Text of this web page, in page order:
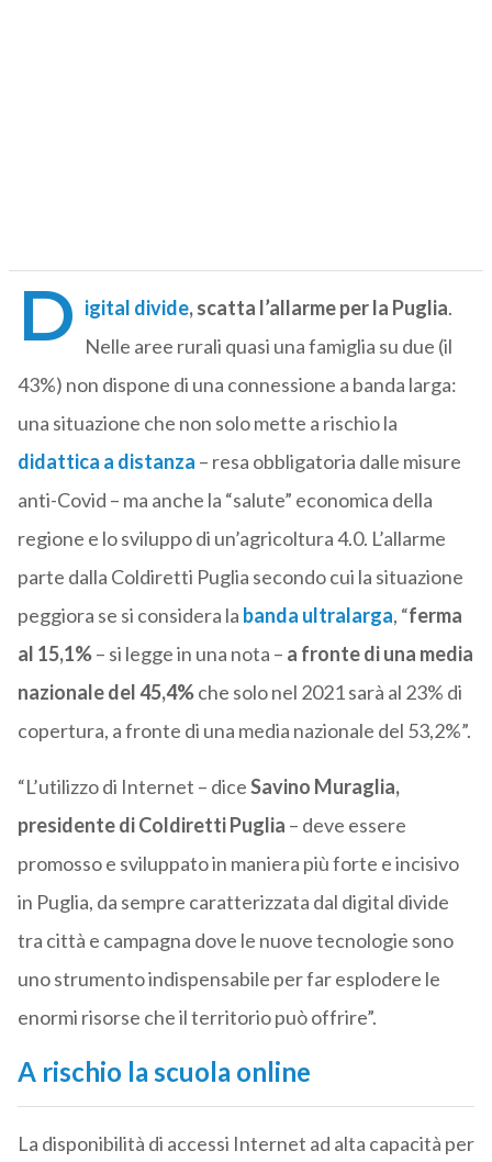
D igital divide, scatta l’allarme per la Puglia.
Nelle aree rurali quasi una famiglia su due (il
43%) non dispone di una connessione a banda larga:
una situazione che non solo mette a rischio la
didattica a distanza – resa obbligatoria dalle misure
anti-Covid – ma anche la “salute” economica della
regione e lo sviluppo di un’agricoltura 4.0. L’allarme
parte dalla Coldiretti Puglia secondo cui la situazione
peggiora se si considera la banda ultralarga, “ferma
al 15,1%– si legge in una nota – a fronte di una media
nazionale del 45,4%che solo nel 2021 sarà al 23% di
copertura, a fronte di una media nazionale del 53,2%”.
“L’utilizzo di Internet – diceSavino Muraglia,
presidente di Coldiretti Puglia – deve essere
promosso e sviluppato in maniera più forte e incisivo
in Puglia, da sempre caratterizzata dal digital divide
tra città e campagna dove le nuove tecnologie sono
uno strumento indispensabile per far esplodere le
enormi risorse che il territorio può offrire”.
A rischio la scuola online
La disponibilità di accessi Internet ad alta capacità per